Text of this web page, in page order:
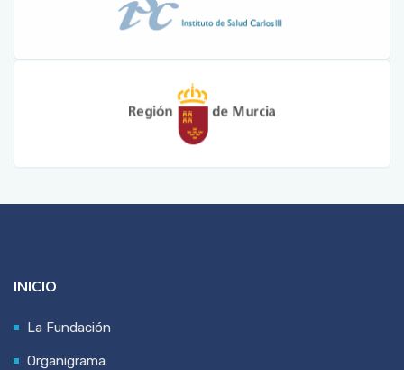
INICIO
La Fundación
Organigrama